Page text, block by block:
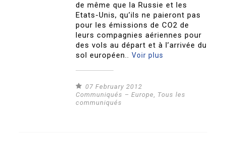
de même que la Russie et les
Etats-Unis, qu’ils ne paieront pas
pour les émissions de CO2 de
leurs compagnies aériennes pour
des vols au départ et à l’arrivée du
sol européen..Voir plus
07 February 2012
Communiqués – Europe
Tous les
communiqués